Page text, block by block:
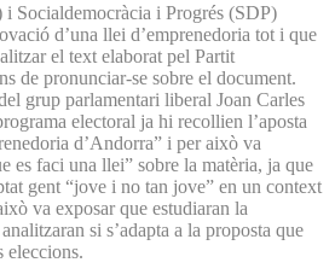
Socialdemocràcia i Progrés (SDP)
d’una llei d’emprenedoria tot i que
el text elaborat pel Partit
de pronunciar-se sobre el document.
grup parlamentari liberal Joan Carles
electoral ja hi recollien l’aposta
d’Andorra” i per això va
es faci una llei” sobre la matèria, ja que
gent “jove i no tan jove” en un context
va exposar que estudiaran la
si s’adapta a la proposta que
eleccions.